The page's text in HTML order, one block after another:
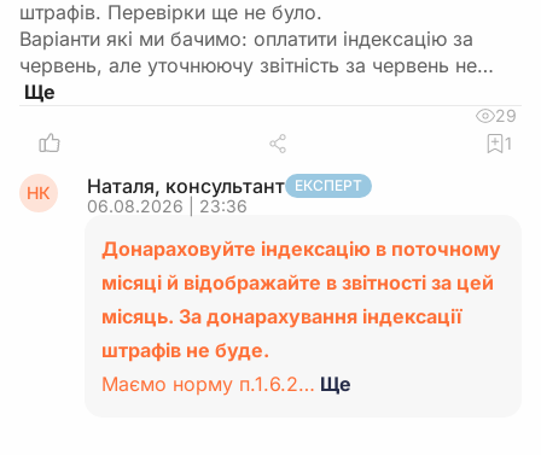
штрафів. Перевірки ще не було.
Варіанти які ми бачимо: оплатити індексацію за
червень, але уточнюючу звітність за червень не…
29
1
НК Наталя, консультант ЕКСПЕРТ
06.08.2026 | 23:36
Донараховуйте індексацію в поточному
місяці й відображайте в звітності за цей
місяць. За донарахування індексації
штрафів не буде.
Маємо норму п.1.6.2… Ще